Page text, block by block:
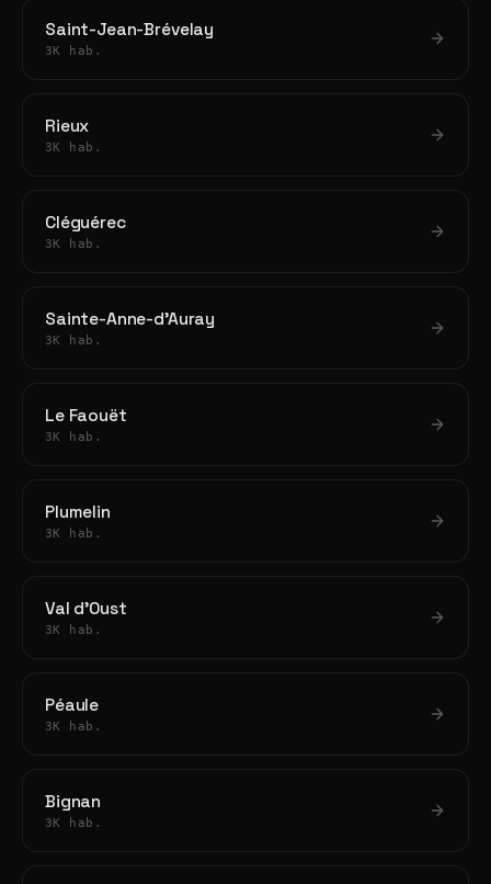
Saint-Jean-Brévelay
3K hab.
Rieux
3K hab.
Cléguérec
3K hab.
Sainte-Anne-d'Auray
3K hab.
Le Faouët
3K hab.
Plumelin
3K hab.
Val d'Oust
3K hab.
Péaule
3K hab.
Bignan
3K hab.